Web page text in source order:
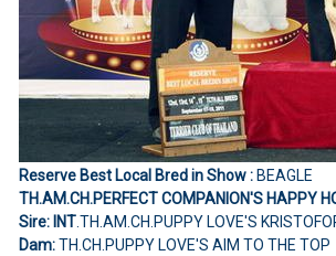
Reserve Best Local Bred in Show :BEAGLE
TH.AM.CH.PERFECT COMPANION'S HAPPY
Sire: INT.TH.AM.CH.PUPPY LOVE'S
Dam:TH.CH.PUPPY LOVE'S AIM TO THE TOP